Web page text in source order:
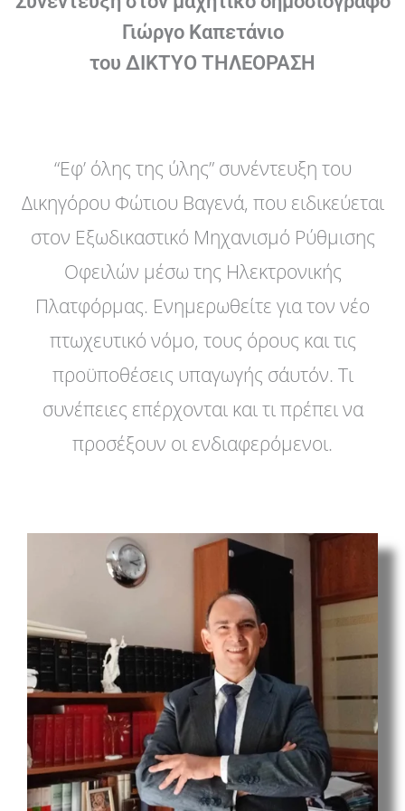
Γιώργο Καπετάνιο
του ΔΙΚΤΥΟ ΤΗΛΕΟΡΑΣΗ
“Εφ’ όλης της ύλης” συνέντευξη του
Δικηγόρου Φώτιου Βαγενά, που ειδικεύεται
στον Εξωδικαστικό Μηχανισμό Ρύθμισης
Οφειλών μέσω της Ηλεκτρονικής
Πλατφόρμας. Ενημερωθείτε για τον νέο
πτωχευτικό νόμο, τους όρους και τις
προϋποθέσεις υπαγωγής σ΄αυτόν. Τι
συνέπειες επέρχονται και τι πρέπει να
προσέξουν οι ενδιαφερόμενοι.